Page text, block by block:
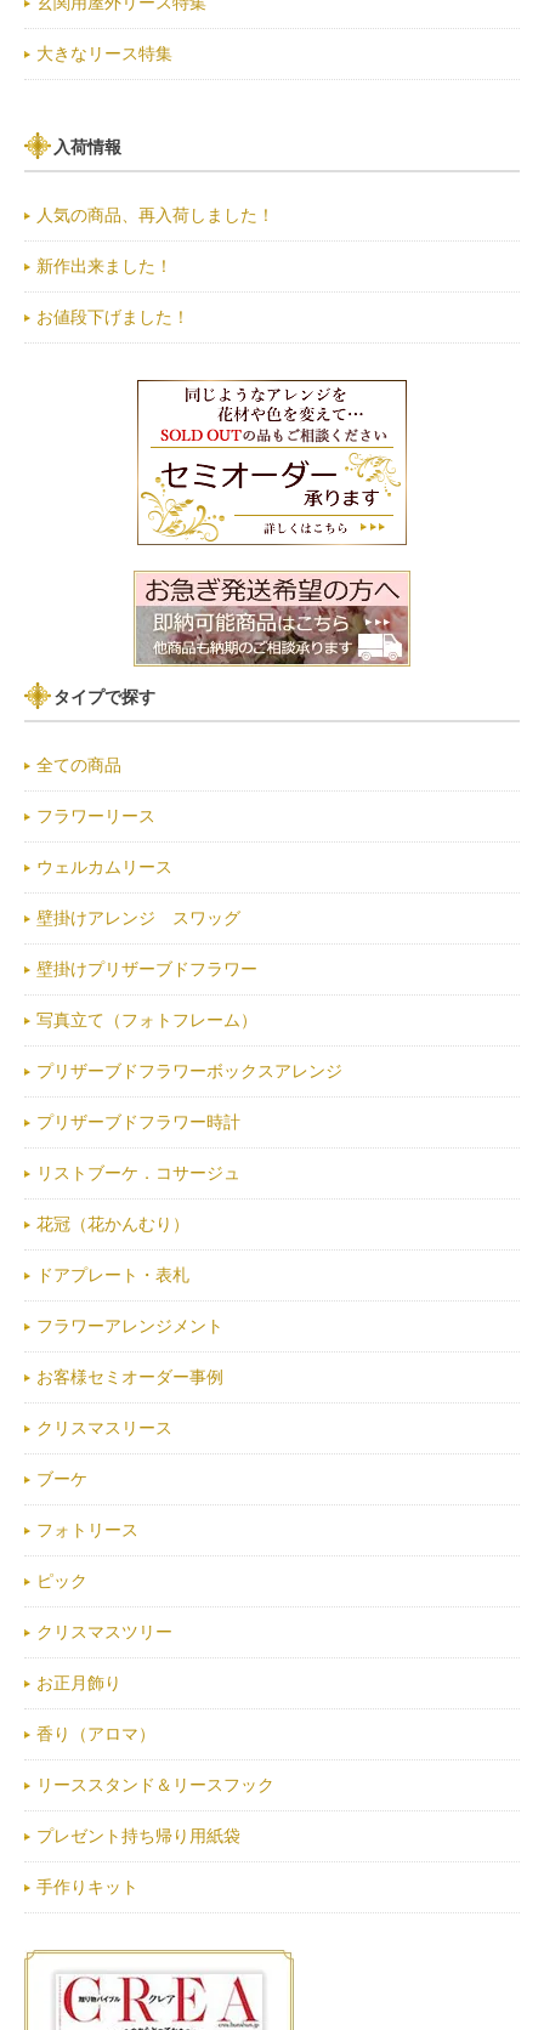
大きなリース特集
入荷情報
人気の商品、再入荷しました！
新作出来ました！
お値段下げました！
タイプで探す
全ての商品
フラワーリース
ウェルカムリース
壁掛けアレンジ スワッグ
壁掛けプリザーブドフラワー
写真立て（フォトフレーム）
プリザーブドフラワーボックスアレンジ
プリザーブドフラワー時計
リストブーケ．コサージュ
花冠（花かんむり）
ドアプレート・表札
フラワーアレンジメント
お客様セミオーダー事例
クリスマスリース
ブーケ
フォトリース
ピック
クリスマスツリー
お正月飾り
香り（アロマ）
リーススタンド＆リースフック
プレゼント持ち帰り用紙袋
手作りキット